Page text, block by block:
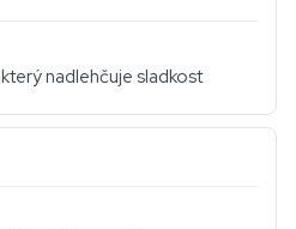
nadlehčuje sladkost